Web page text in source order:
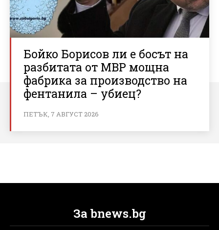
Бойко Борисов ли е босът на
разбитата от МВР мощна
фабрика за производство на
фентанила – убиец?
ПЕТЪК, 7 АВГУСТ 2026
За bnews.bg